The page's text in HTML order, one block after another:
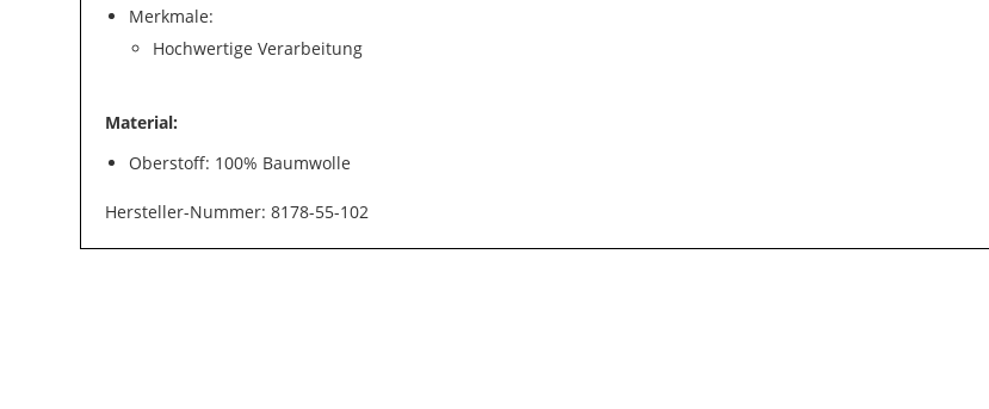
Merkmale:
Hochwertige Verarbeitung
Material:
Oberstoff: 100% Baumwolle
Hersteller-Nummer: 8178-55-102